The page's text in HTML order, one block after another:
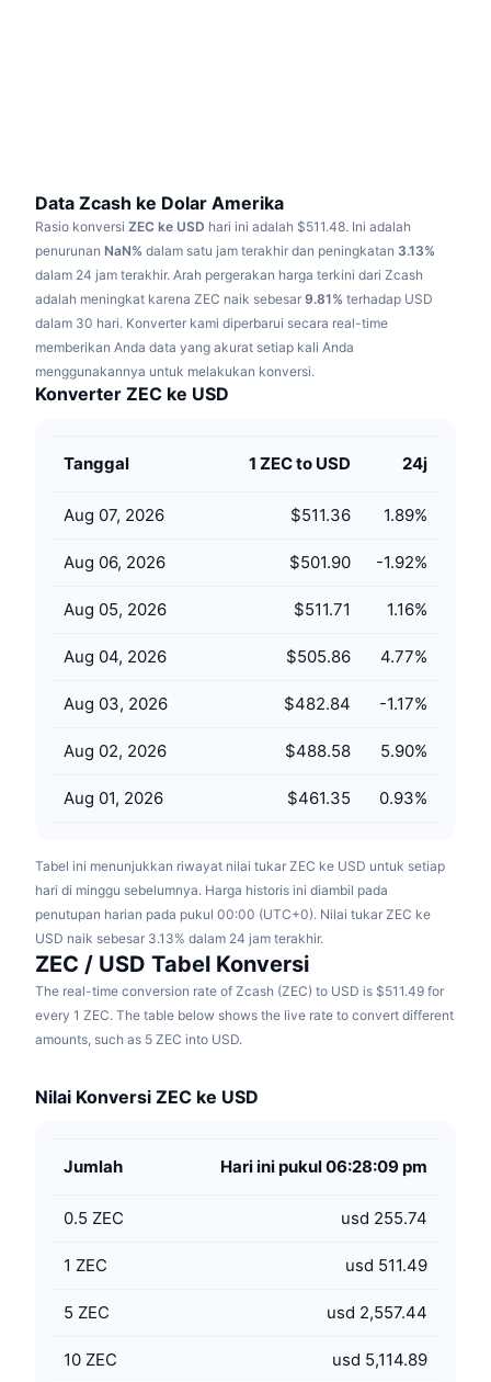
Olahraga
Keuangan
NFT
Statistik NFT Keseluruhan
Penjualan Mendatang
RSI
MACD
Derivatif
Likuidasi
Tingkat Pendanaan
Riset
Video
Glosarium
Kampanye
Hadiah Berlian
Belajar & Dapatkan
Kalender ICO
Kalender Event
Data Zcash ke Dolar Amerika
Rasio konversi ZEC ke USD hari ini adalah $511.48. Ini adalah
penurunan NaN% dalam satu jam terakhir dan peningkatan 3.13%
dalam 24 jam terakhir. Arah pergerakan harga terkini dari Zcash
adalah meningkat karena ZEC naik sebesar 9.81% terhadap USD
dalam 30 hari. Konverter kami diperbarui secara real-time
memberikan Anda data yang akurat setiap kali Anda
menggunakannya untuk melakukan konversi.
Konverter ZEC ke USD
Tanggal 1 ZEC to USD 24j
Aug 07, 2026 $511.36 1.89%
Aug 06, 2026 $501.90 -1.92%
Aug 05, 2026 $511.71 1.16%
Aug 04, 2026 $505.86 4.77%
Aug 03, 2026 $482.84 -1.17%
Aug 02, 2026 $488.58 5.90%
Aug 01, 2026 $461.35 0.93%
Tabel ini menunjukkan riwayat nilai tukar ZEC ke USD untuk setiap
hari di minggu sebelumnya. Harga historis ini diambil pada
penutupan harian pada pukul 00:00 (UTC+0). Nilai tukar ZEC ke
USD naik sebesar 3.13% dalam 24 jam terakhir.
ZEC / USD Tabel Konversi
The real-time conversion rate of Zcash (ZEC) to USD is $511.49 for
every 1 ZEC. The table below shows the live rate to convert different
amounts, such as 5 ZEC into USD.
Nilai Konversi ZEC ke USD
Jumlah Hari ini pukul 06:28:09 pm
0.5 ZEC usd 255.74
1 ZEC usd 511.49
5 ZEC usd 2,557.44
10 ZEC usd 5,114.89